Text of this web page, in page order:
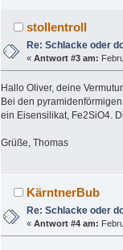
stollentroll
Re: Schlacke oder
«Antwort #3 am:
Hallo Oliver, deine
Bei den
ein Eisensilikat, Fe2SiO4.
Grüße, Thomas
KärntnerBub
Re: Schlacke oder
«Antwort #4 am: